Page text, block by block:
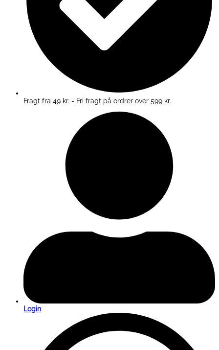
Fragt fra 49 kr. - Fri fragt på ordrer over 599 kr.
Login